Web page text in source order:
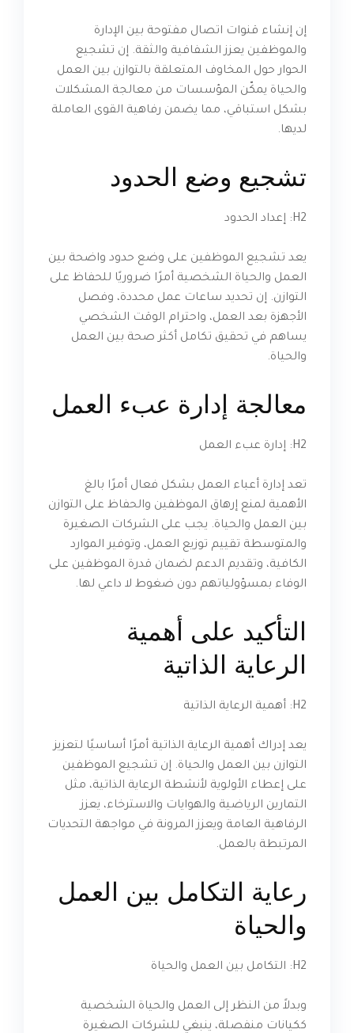
إن إنشاء قنوات اتصال مفتوحة بين الإدارة
والموظفين يعزز الشفافية والثقة. إن تشجيع
الحوار حول المخاوف المتعلقة بالتوازن بين العمل
والحياة يمكّن المؤسسات من معالجة المشكلات
بشكل استباقي، مما يضمن رفاهية القوى العاملة
لديها.
تشجيع وضع الحدود
H2: إعداد الحدود
يعد تشجيع الموظفين على وضع حدود واضحة بين
العمل والحياة الشخصية أمرًا ضروريًا للحفاظ على
التوازن. إن تحديد ساعات عمل محددة، وفصل
الأجهزة بعد العمل، واحترام الوقت الشخصي
يساهم في تحقيق تكامل أكثر صحة بين العمل
والحياة.
معالجة إدارة عبء العمل
H2: إدارة عبء العمل
تعد إدارة أعباء العمل بشكل فعال أمرًا بالغ
الأهمية لمنع إرهاق الموظفين والحفاظ على التوازن
بين العمل والحياة. يجب على الشركات الصغيرة
والمتوسطة تقييم توزيع العمل، وتوفير الموارد
الكافية، وتقديم الدعم لضمان قدرة الموظفين على
الوفاء بمسؤولياتهم دون ضغوط لا داعي لها.
التأكيد على أهمية
الرعاية الذاتية
H2: أهمية الرعاية الذاتية
يعد إدراك أهمية الرعاية الذاتية أمرًا أساسيًا لتعزيز
التوازن بين العمل والحياة. إن تشجيع الموظفين
على إعطاء الأولوية لأنشطة الرعاية الذاتية، مثل
التمارين الرياضية والهوايات والاسترخاء، يعزز
الرفاهية العامة ويعزز المرونة في مواجهة التحديات
المرتبطة بالعمل.
رعاية التكامل بين العمل
والحياة
H2: التكامل بين العمل والحياة
وبدلاً من النظر إلى العمل والحياة الشخصية
ككيانات منفصلة، ​​ينبغي للشركات الصغيرة